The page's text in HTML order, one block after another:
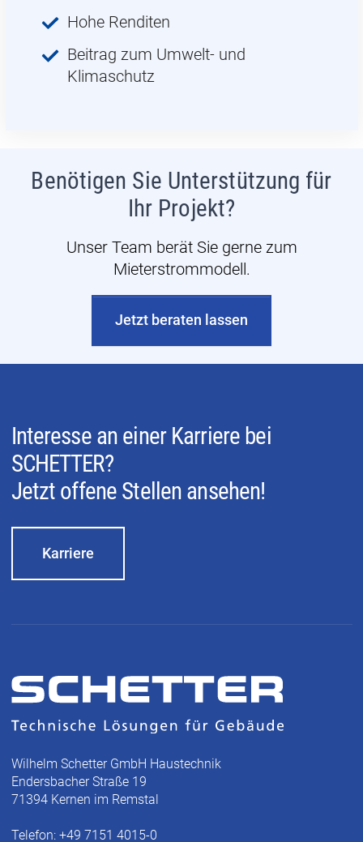
Hohe Renditen
Beitrag zum Umwelt- und
Klimaschutz
Benötigen Sie Unterstützung für
Ihr Projekt?
Unser Team berät Sie gerne zum
Mieterstrommodell.
Jetzt beraten lassen
Interesse an einer Karriere bei
SCHETTER?
Jetzt offene Stellen ansehen!
Karriere
Wilhelm Schetter GmbH Haustechnik
Endersbacher Straße 19
71394 Kernen im Remstal
Telefon: +49 7151 4015-0